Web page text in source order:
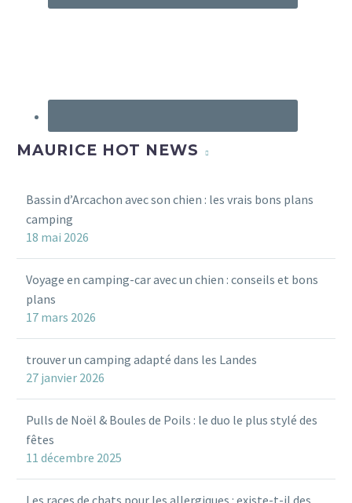
MAURICE HOT NEWS
Bassin d’Arcachon avec son chien : les vrais bons plans
camping
18 mai 2026
Voyage en camping-car avec un chien : conseils et bons
plans
17 mars 2026
trouver un camping adapté dans les Landes
27 janvier 2026
Pulls de Noël & Boules de Poils : le duo le plus stylé des
fêtes
11 décembre 2025